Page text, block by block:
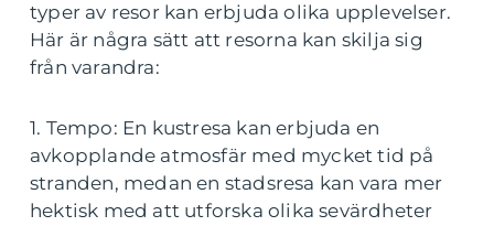
typer av resor kan erbjuda olika upplevelser.
Här är några sätt att resorna kan skilja sig
från varandra:
1. Tempo: En kustresa kan erbjuda en
avkopplande atmosfär med mycket tid på
stranden, medan en stadsresa kan vara mer
hektisk med att utforska olika sevärdheter